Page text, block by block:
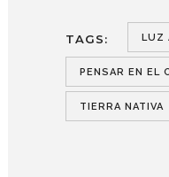
TAGS: LUZ
PENSAR EN EL
TIERRA NATIVA